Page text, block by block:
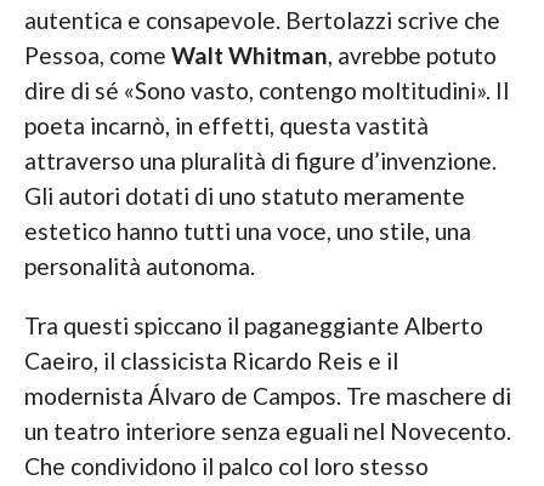
autentica e consapevole. Bertolazzi scrive che
Pessoa, come Walt Whitman, avrebbe potuto
dire di sé «Sono vasto, contengo moltitudini». Il
poeta incarnò, in effetti, questa vastità
attraverso una pluralità di figure d’invenzione.
Gli autori dotati di uno statuto meramente
estetico hanno tutti una voce, uno stile, una
personalità autonoma.
Tra questi spiccano il paganeggiante Alberto
Caeiro, il classicista Ricardo Reis e il
modernista Álvaro de Campos. Tre maschere di
un teatro interiore senza eguali nel Novecento.
Che condividono il palco col loro stesso